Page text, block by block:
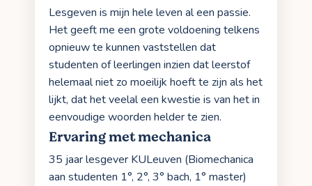
Lesgeven is mijn hele leven al een passie.
Het geeft me een grote voldoening telkens
opnieuw te kunnen vaststellen dat
studenten of leerlingen inzien dat leerstof
helemaal niet zo moeilijk hoeft te zijn als het
lijkt, dat het veelal een kwestie is van het in
eenvoudige woorden helder te zien.
Ervaring met mechanica
35 jaar lesgever KULeuven (Biomechanica
aan studenten 1°, 2°, 3° bach, 1° master)